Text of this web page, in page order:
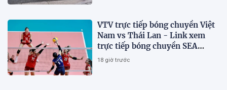
VTV trực tiếp bóng chuyền Việt
Nam vs Thái Lan - Link xem
trực tiếp bóng chuyền SEA
V.Cup 2026 hôm nay 9/8
18 giờ trước